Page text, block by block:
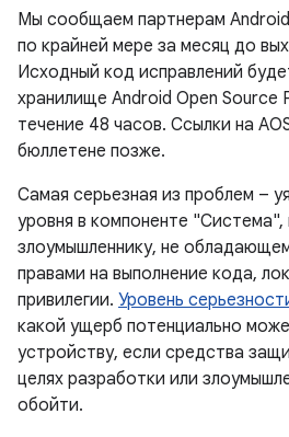
Мы сообщаем партнерам
по крайней мере за месяц до
Исходный код исправлений
хранилище Android Open Source
течение 48 часов. Ссылки на
бюллетене позже.
Самая серьезная из проблем –
уровня в компоненте "Система",
злоумышленнику, не
правами на выполнение кода,
привилегии. Уровень
какой ущерб потенциально
устройству, если средства
целях разработки или
обойти.